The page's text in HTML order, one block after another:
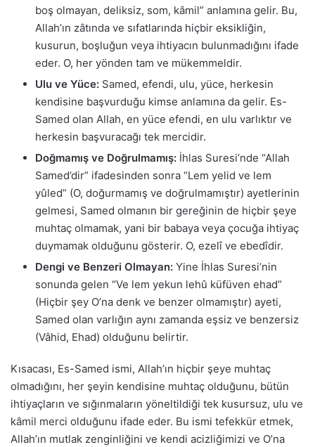
boş olmayan, deliksiz, som, kâmil” anlamına gelir. Bu,
Allah’ın zâtında ve sıfatlarında hiçbir eksikliğin,
kusurun, boşluğun veya ihtiyacın bulunmadığını ifade
eder. O, her yönden tam ve mükemmeldir.
Ulu ve Yüce: Samed, efendi, ulu, yüce, herkesin
kendisine başvurduğu kimse anlamına da gelir. Es-
Samed olan Allah, en yüce efendi, en ulu varlıktır ve
herkesin başvuracağı tek mercidir.
Doğmamış ve Doğrulmamış: İhlas Suresi’nde “Allah
Samed’dir” ifadesinden sonra “Lem yelid ve lem
yûled” (O, doğurmamış ve doğrulmamıştır) ayetlerinin
gelmesi, Samed olmanın bir gereğinin de hiçbir şeye
muhtaç olmamak, yani bir babaya veya çocuğa ihtiyaç
duymamak olduğunu gösterir. O, ezelî ve ebedîdir.
Dengi ve Benzeri Olmayan: Yine İhlas Suresi’nin
sonunda gelen “Ve lem yekun lehû küfüven ehad”
(Hiçbir şey O’na denk ve benzer olmamıştır) ayeti,
Samed olan varlığın aynı zamanda eşsiz ve benzersiz
(Vâhid, Ehad) olduğunu belirtir.
Kısacası, Es-Samed ismi, Allah’ın hiçbir şeye muhtaç
olmadığını, her şeyin kendisine muhtaç olduğunu, bütün
ihtiyaçların ve sığınmaların yöneltildiği tek kusursuz, ulu ve
kâmil merci olduğunu ifade eder. Bu ismi tefekkür etmek,
Allah’ın mutlak zenginliğini ve kendi acizliğimizi ve O’na